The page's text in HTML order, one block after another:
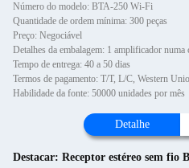
Número do modelo: BTA-250 Wi-Fi
Quantidade de ordem mínima: 300 peças
Preço: Negociável
Detalhes da embalagem: 1 amplificador numa
Tempo de entrega: 40 a 50 dias
Termos de pagamento: T/T, L/C, Western
Habilidade da fonte: 50000 unidades por mês
Detalhe
Destacar: Receptor estéreo sem fio